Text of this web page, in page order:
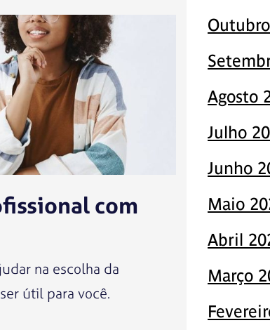
com
na escolha da
útil para você.
Agosto
Julho
Junho
Maio
Abril
Março